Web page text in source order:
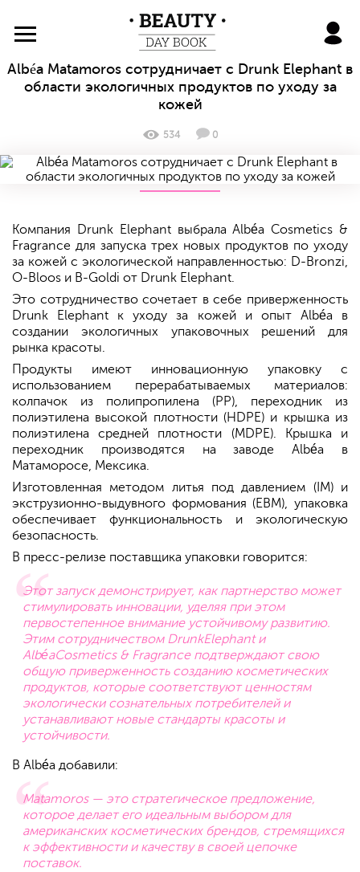
BeautyDayBook
Albéa Matamoros сотрудничает с Drunk Elephant в
области экологичных продуктов по уходу за
кожей
534 0
Компания Drunk Elephant выбрала Albéa Cosmetics &
Fragrance для запуска трех новых продуктов по уходу
за кожей с экологической направленностью: D-Bronzi,
O-Bloos и B-Goldi от Drunk Elephant.
Это сотрудничество сочетает в себе приверженность
Drunk Elephant к уходу за кожей и опыт Albéa в
создании экологичных упаковочных решений для
рынка красоты.
Продукты имеют инновационную упаковку с
использованием перерабатываемых материалов:
колпачок из полипропилена (PP), переходник из
полиэтилена высокой плотности (HDPE) и крышка из
полиэтилена средней плотности (MDPE). Крышка и
переходник производятся на заводе Albéa в
Матаморосе, Мексика.
Изготовленная методом литья под давлением (IM) и
экструзионно-выдувного формования (EBM), упаковка
обеспечивает функциональность и экологическую
безопасность.
В пресс-релизе поставщика упаковки говорится:
Этот запуск демонстрирует, как партнерство может
стимулировать инновации, уделяя при этом
первостепенное внимание устойчивому развитию.
Этим сотрудничеством DrunkElephant и
AlbéaCosmetics & Fragrance подтверждают свою
общую приверженность созданию косметических
продуктов, которые соответствуют ценностям
экологически сознательных потребителей и
устанавливают новые стандарты красоты и
устойчивости.
В Albéa добавили:
Matamoros — это стратегическое предложение,
которое делает его идеальным выбором для
американских косметических брендов, стремящихся
к эффективности и качеству в своей цепочке
поставок.